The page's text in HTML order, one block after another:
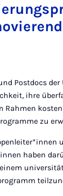
Postdocs
ihre
Rahmen
zu
haben